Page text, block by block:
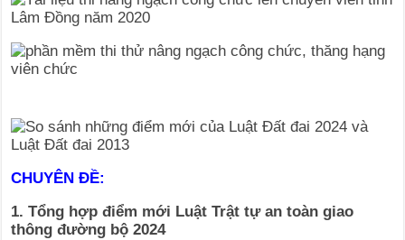
CHUYÊN ĐỀ:
1. Tổng hợp điểm mới Luật Trật tự an toàn giao
thông đường bộ 2024